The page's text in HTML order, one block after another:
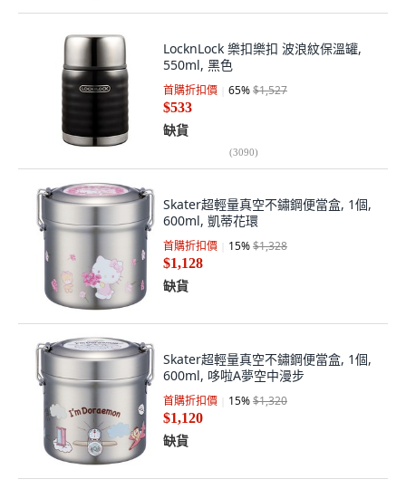
LocknLock 樂扣樂扣 波浪紋保溫罐,
550ml, 黑色
首購折扣價 65%$1,527
$533
缺貨
(3090)
Skater超輕量真空不鏽鋼便當盒, 1個,
600ml, 凱蒂花環
首購折扣價 15%$1,328
$1,128
缺貨
Skater超輕量真空不鏽鋼便當盒, 1個,
600ml, 哆啦A夢空中漫步
首購折扣價 15%$1,320
$1,120
缺貨